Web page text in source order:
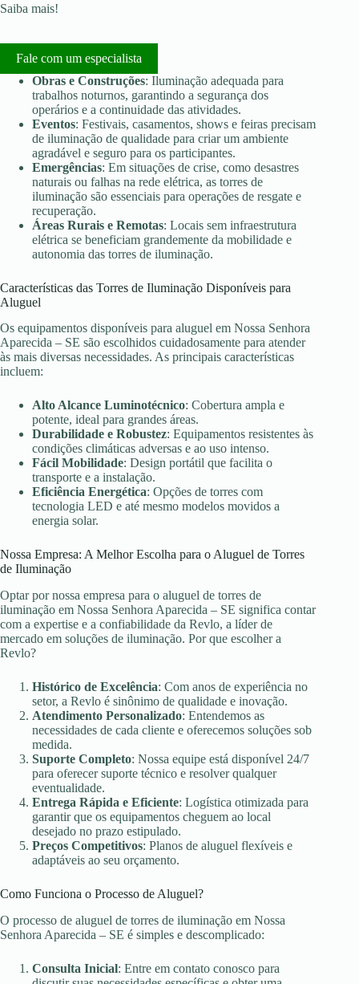
Saiba mais!
Fale com um especialista
Obras e Construções: Iluminação adequada para
trabalhos noturnos, garantindo a segurança dos
operários e a continuidade das atividades.
Eventos: Festivais, casamentos, shows e feiras precisam
de iluminação de qualidade para criar um ambiente
agradável e seguro para os participantes.
Emergências: Em situações de crise, como desastres
naturais ou falhas na rede elétrica, as torres de
iluminação são essenciais para operações de resgate e
recuperação.
Áreas Rurais e Remotas: Locais sem infraestrutura
elétrica se beneficiam grandemente da mobilidade e
autonomia das torres de iluminação.
Características das Torres de Iluminação Disponíveis para
Aluguel
Os equipamentos disponíveis para aluguel em Nossa Senhora
Aparecida – SE são escolhidos cuidadosamente para atender
às mais diversas necessidades. As principais características
incluem:
Alto Alcance Luminotécnico: Cobertura ampla e
potente, ideal para grandes áreas.
Durabilidade e Robustez: Equipamentos resistentes às
condições climáticas adversas e ao uso intenso.
Fácil Mobilidade: Design portátil que facilita o
transporte e a instalação.
Eficiência Energética: Opções de torres com
tecnologia LED e até mesmo modelos movidos a
energia solar.
Nossa Empresa: A Melhor Escolha para o Aluguel de Torres
de Iluminação
Optar por nossa empresa para o aluguel de torres de
iluminação em Nossa Senhora Aparecida – SE significa contar
com a expertise e a confiabilidade da Revlo, a líder de
mercado em soluções de iluminação. Por que escolher a
Revlo?
Histórico de Excelência: Com anos de experiência no
setor, a Revlo é sinônimo de qualidade e inovação.
Atendimento Personalizado: Entendemos as
necessidades de cada cliente e oferecemos soluções sob
medida.
Suporte Completo: Nossa equipe está disponível 24/7
para oferecer suporte técnico e resolver qualquer
eventualidade.
Entrega Rápida e Eficiente: Logística otimizada para
garantir que os equipamentos cheguem ao local
desejado no prazo estipulado.
Preços Competitivos: Planos de aluguel flexíveis e
adaptáveis ao seu orçamento.
Como Funciona o Processo de Aluguel?
O processo de aluguel de torres de iluminação em Nossa
Senhora Aparecida – SE é simples e descomplicado:
Consulta Inicial: Entre em contato conosco para